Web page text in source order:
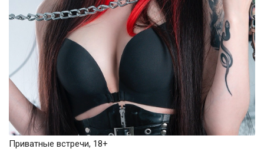
Приватные встречи, 18+